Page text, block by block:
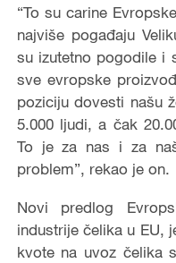
“To su carine
najviše pogađaju
su izutetno pogodile i
sve evropske
poziciju dovesti našu
5.000 ljudi, a čak
To je za nas i za
problem”, rekao je on.
Novi predlog
industrije čelika u EU,
kvote na uvoz čelika